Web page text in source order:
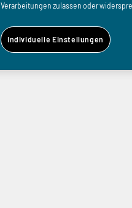
Verarbeitungen zulassen oder
Individuelle Einstellungen